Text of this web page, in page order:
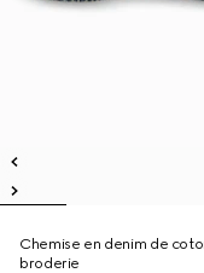
Chemise en denim de
broderie